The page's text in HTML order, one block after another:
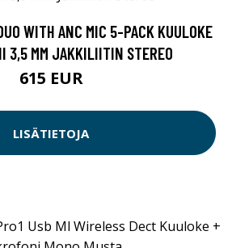
WITH ANC MIC 5-PACK KUULOKE
3,5 MM JAKKILIITIN STEREO
615 EUR
LISÄTIETOJA